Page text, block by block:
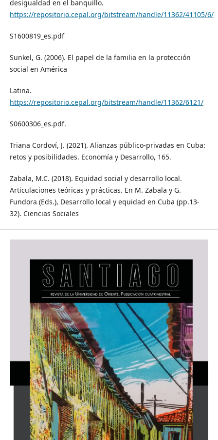
desigualdad en el banquillo.
https://repositorio.cepal.org/bitstream/handle/11362/41105/6/
S1600819_es.pdf
Sunkel, G. (2006). El papel de la familia en la protección
social en América
Latina.
https://repositorio.cepal.org/bitstream/handle/11362/6121/
S0600306_es.pdf.
Triana Cordoví, J. (2021). Alianzas público-privadas en Cuba:
retos y posibilidades. Economía y Desarrollo, 165.
Zabala, M.C. (2018). Equidad social y desarrollo local.
Articulaciones teóricas y prácticas. En M. Zabala y G.
Fundora (Eds.), Desarrollo local y equidad en Cuba (pp.13-
32). Ciencias Sociales